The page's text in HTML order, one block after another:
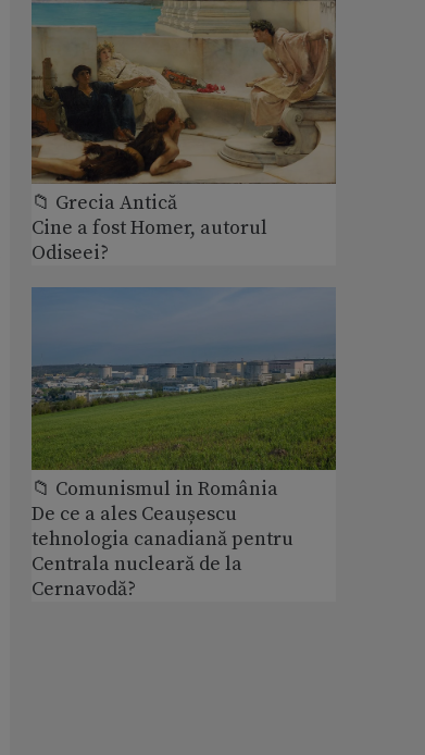
📁 Grecia Antică
Cine a fost Homer, autorul
Odiseei?
📁 Comunismul in România
De ce a ales Ceaușescu
tehnologia canadiană pentru
Centrala nucleară de la
Cernavodă?